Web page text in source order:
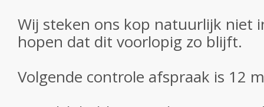
Wij steken ons kop natuurlijk niet
hopen dat dit voorlopig zo blijft.
Volgende controle afspraak is 12